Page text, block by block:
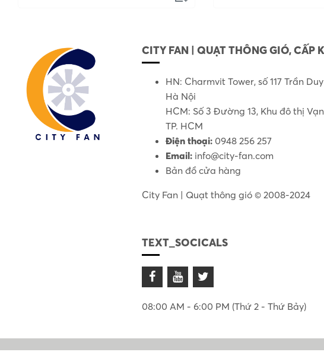
CITY FAN | QUẠT THÔNG GIÓ, CẤP
HN: Charmvit Tower, số 117 Trần
Hà Nội
HCM: Số 3 Đường 13, Khu đô thị
TP. HCM
Điện thoại: 0948 256 257
Email: info@city-fan.com
Bản đồ cửa hàng
City Fan | Quạt thông gió © 2008-2024
TEXT_SOCICALS
08:00 AM - 6:00 PM (Thứ 2 - Thứ Bảy)